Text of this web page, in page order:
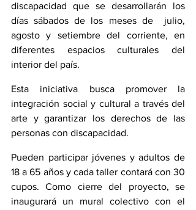
discapacidad que se desarrollarán los
días sábados de los meses de  julio,
agosto y setiembre del corriente, en
diferentes espacios culturales del
interior del país.
Esta iniciativa busca promover la
integración social y cultural a través del
arte y garantizar los derechos de las
personas con discapacidad.
Pueden participar jóvenes y adultos de
18 a 65 años y cada taller contará con 30
cupos. Como cierre del proyecto, se
inaugurará un mural colectivo con el